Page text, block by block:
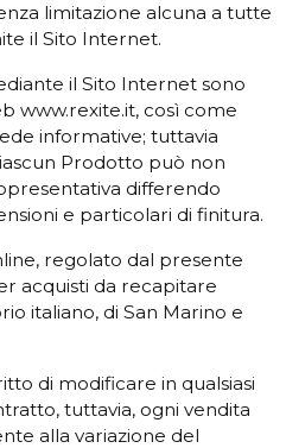
limitazione alcuna a tutte
il Sito Internet.
il Sito Internet sono
www.rexite.it, così come
informative; tuttavia
Prodotto può non
differendo
e particolari di finitura.
regolato dal presente
acquisti da recapitare
italiano, di San Marino e
di modificare in qualsiasi
tuttavia, ogni vendita
alla variazione del